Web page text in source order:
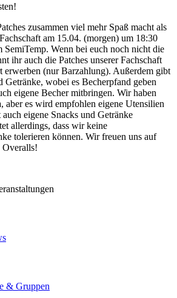
zusammen viel mehr Spaß macht als
am 15.04. (morgen) um 18:30
SemiTemp. Wenn bei euch noch nicht die
ihr auch die Patches unserer Fachschaft
erwerben (nur Barzahlung). Außerdem gibt
Getränke, wobei es Becherpfand geben
eigene Becher mitbringen. Wir haben
aber es wird empfohlen eigene Utensilien
eigene Snacks und Getränke
allerdings, dass wir keine
tolerieren können. Wir freuen uns auf
Overalls!
& Gruppen